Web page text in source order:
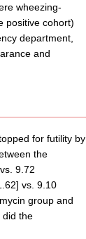
wheezing-
positive cohort)
department,
and
for futility by
the
9.72
vs. 9.10
group and
did the